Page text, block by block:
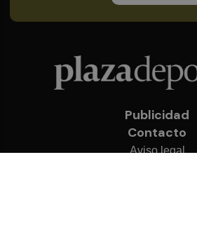
Publicidad
Contacto
Aviso legal